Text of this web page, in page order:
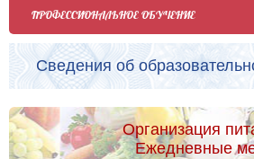
ПРОФЕССИОНАЛЬНОЕ ОБУЧЕНИЕ
Сведения об
Организация
Ежедневные